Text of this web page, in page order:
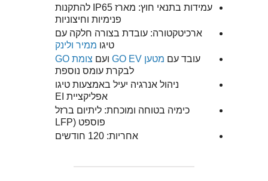
עמידות בתנאי חוץ: מארז IP65 להתקנות
פנימיות וחיצוניות
ארכיטקטורה: עובדת בצורה חלקה עם
טיגו ממיר ולינק
עובד עם מטען GO EV ועם צומת GO
לבקרת עומס נוספת
ניהול אנרגיה יעיל באמצעות טיגו
אפליקציית EI
כימיה בטוחה ומוכחת: ליתיום ברזל
פוספט (LFP
אחריות: 120 חודשים